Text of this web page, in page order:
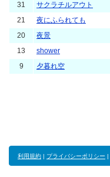
31
サクラチルアウト
21
夜にふられても
20
夜景
13
shower
9
夕暮れ空
利用規約 | プライバシーポリシー |